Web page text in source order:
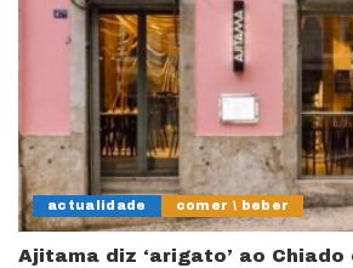
actualidade comer \ beber
Ajitama diz ‘arigato’ ao Chiado